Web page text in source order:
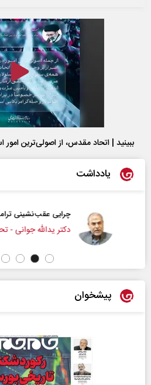
ببینید | اتحاد مقدس، از اصولی‌ترین
یادداشت
چرایی عقب‌نشینی ترامپ؟
دکتر یدالله جوانی -
پیشخوان